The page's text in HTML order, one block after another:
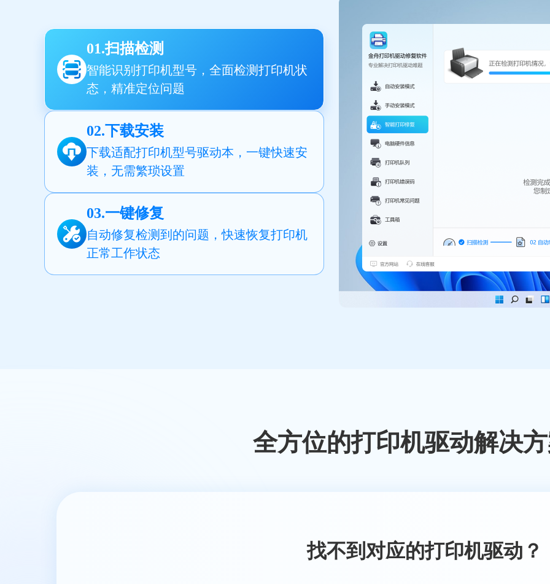
01.扫描检测
智能识别打印机型号，全面检测打印机状
态，精准定位问题
02.下载安装
下载适配打印机型号驱动本，一键快速安
装，无需繁琐设置
03.一键修复
自动修复检测到的问题，快速恢复打印机
正常工作状态
全方位的打印机驱动解决
找不到对应的打印机驱动？